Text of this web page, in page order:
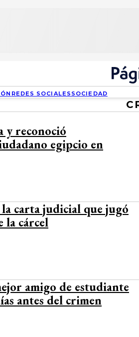
REDES SOCIALES SOCIEDAD
y reconoció
egipcio en
carta judicial que jugó
la cárcel
amigo de estudiante
antes del crimen